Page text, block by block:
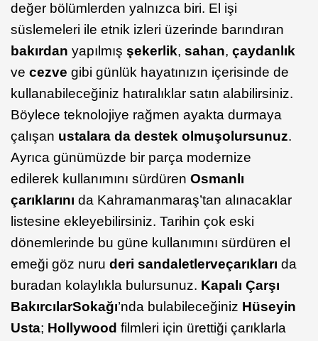
değer bölümlerden yalnızca biri. El işi
süslemeleri ile etnik izleri üzerinde barındıran
bakırdan yapılmış şekerlik, sahan, çaydanlık
ve cezve gibi günlük hayatınızın içerisinde de
kullanabileceğiniz hatıralıklar satın alabilirsiniz.
Böylece teknolojiye rağmen ayakta durmaya
çalışan ustalara da destek olmuşolursunuz.
Ayrıca günümüzde bir parça modernize
edilerek kullanımını sürdüren Osmanlı
çarıklarını da Kahramanmaraş’tan alınacaklar
listesine ekleyebilirsiniz. Tarihin çok eski
dönemlerinde bu güne kullanımını sürdüren el
emeği göz nuru deri sandaletlerveçarıkları da
buradan kolaylıkla bulursunuz. Kapalı Çarşı
BakırcılarSokağı’nda bulabileceğiniz Hüseyin
Usta; Hollywood filmleri için ürettiği çarıklarla